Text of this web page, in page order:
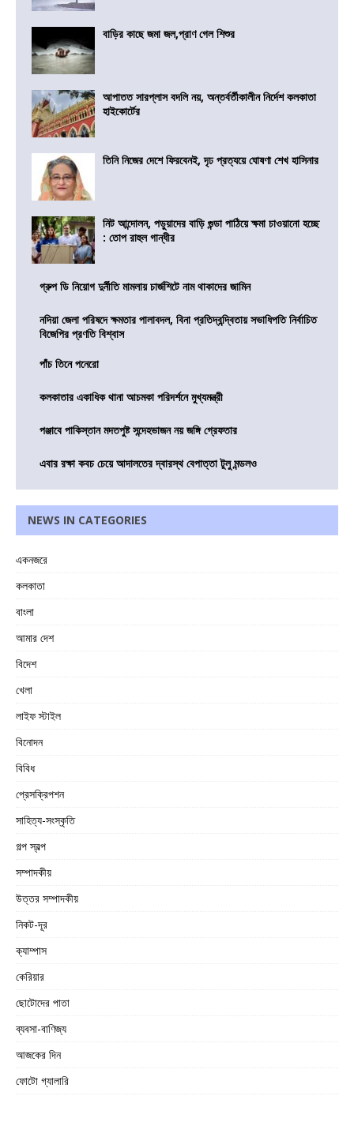
বাড়ির কাছে জমা জল,প্রাণ গেল শিশুর
আপাতত সারপ্লাস বদলি নয়, অন্তর্বর্তীকালীন নির্দেশ কলকাতা
হাইকোর্টের
তিনি নিজের দেশে ফিরবেনই, দৃঢ প্রত্যয়ে ঘোষণা শেখ হাসিনার
নিট আন্দোলন, পড়ুয়াদের বাড়ি গুন্ডা পাঠিয়ে ক্ষমা চাওয়ানো হচ্ছে
: তোপ রাহুল গান্ধীর
গ্রুপ ডি নিয়োগ দুর্নীতি মামলায় চার্জশিটে নাম থাকাদের জামিন
নদিয়া জেলা পরিষদে ক্ষমতার পালাবদল, বিনা প্রতিদ্বন্দ্বিতায় সভাধিপতি নির্বাচিত
বিজেপির প্রণতি বিশ্বাস
পাঁচ তিনে পনেরো
কলকাতার একাধিক থানা আচমকা পরিদর্শনে মুখ্যমন্ত্রী
পঞ্জাবে পাকিস্তান মদতপুষ্ট সন্দেহভাজন নয় জঙ্গি গ্রেফতার
এবার রক্ষা কবচ চেয়ে আদালতের দ্বারস্থ বেপাত্তা টুলু মন্ডলও
NEWS IN CATEGORIES
একনজরে
কলকাতা
বাংলা
আমার দেশ
বিদেশ
খেলা
লাইফ স্টাইল
বিনোদন
বিবিধ
প্রেসক্রিপশন
সাহিত্য-সংস্কৃতি
গল্প স্বল্প
সম্পাদকীয়
উত্তর সম্পাদকীয়
নিকট-দূর
ক্যাম্পাস
কেরিয়ার
ছোটোদের পাতা
ব্যবসা-বাণিজ্য
আজকের দিন
ফোটো গ্যালারি